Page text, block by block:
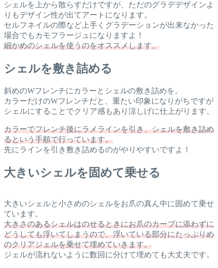
シェルを上から散らすだけですが、ただのグラデデザインよ
りもデザイン性が出てアートになります。
セルフネイルの際など上手くグラデーションが出来なかった
場合でもカモフラージュになりますよ！
細かめのシェルを使うのをオススメします。
シェルを敷き詰める
斜めのWフレンチにカラーとシェルの敷き詰めを。
カラーだけのWフレンチだと、重たい印象になりがちですが
シェルにすることでクリア感もあり涼しげに仕上がります。
カラーでフレンチ後にラメラインを引き、シェルを敷き詰め
るという手順で行っています。
先にラインを引き敷き詰めるのがやりやすいですよ！
大きいシェルを固めて乗せる
大きいシェルと小さめのシェルをお爪の真ん中に固めて乗せ
ています。
大きさのあるシェルはのせるときにお爪のカーブに添わずに
どうしても浮いてしまうので、浮いている部分にたっぷりめ
のクリアジェルを乗せて埋めていきます。
ジェルが流れないように数回に分けて埋めても大丈夫です。